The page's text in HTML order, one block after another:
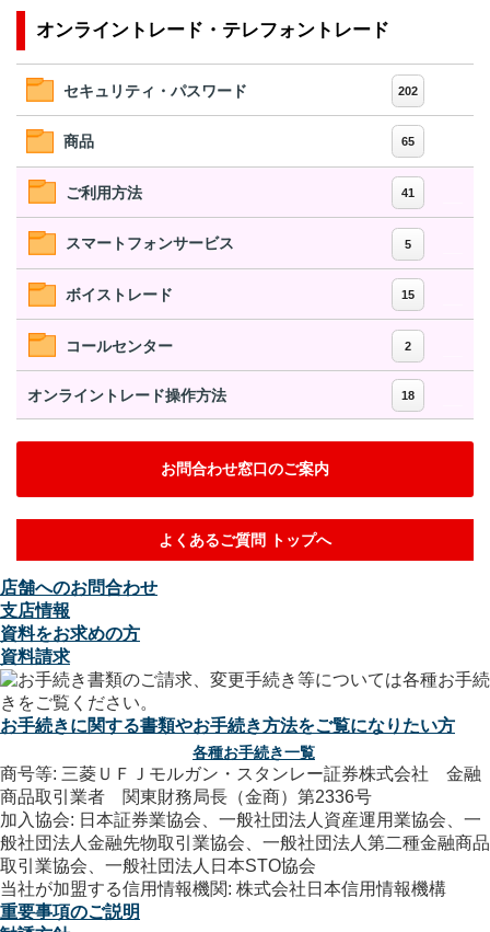
オンライントレード・テレフォントレード
セキュリティ・パスワード 202
商品 65
ご利用方法 41
スマートフォンサービス 5
ボイストレード 15
コールセンター 2
オンライントレード操作方法 18
お問合わせ窓口のご案内
よくあるご質問 トップへ
店舗へのお問合わせ
支店情報
資料をお求めの方
資料請求
お手続きに関する書類やお手続き方法をご覧になりたい方
各種お手続き一覧
商号等: 三菱ＵＦＪモルガン・スタンレー証券株式会社 金融
商品取引業者 関東財務局長（金商）第2336号
加入協会: 日本証券業協会、一般社団法人資産運用業協会、一
般社団法人金融先物取引業協会、一般社団法人第二種金融商品
取引業協会、一般社団法人日本STO協会
当社が加盟する信用情報機関: 株式会社日本信用情報機構
重要事項のご説明